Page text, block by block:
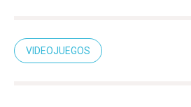
VIDEOJUEGOS